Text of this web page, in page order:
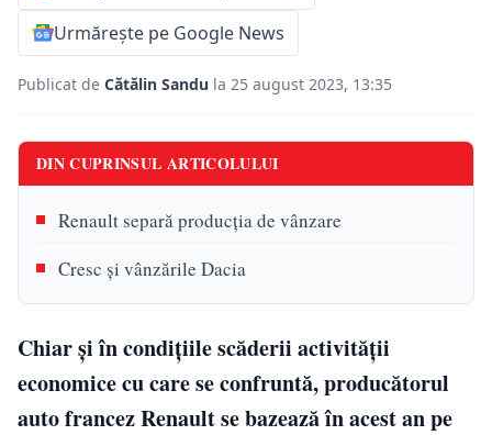
Urmărește pe Google News
Publicat de Cătălin Sandu la 25 august 2023, 13:35
DIN CUPRINSUL ARTICOLULUI
Renault separă producția de vânzare
Cresc și vânzările Dacia
Chiar și în condițiile scăderii activității
economice cu care se confruntă, producătorul
auto francez Renault se bazează în acest an pe